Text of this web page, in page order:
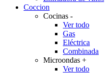
Coccion
Cocinas -
Ver todo
Gas
Eléctrica
Combinada
Microondas +
Ver todo